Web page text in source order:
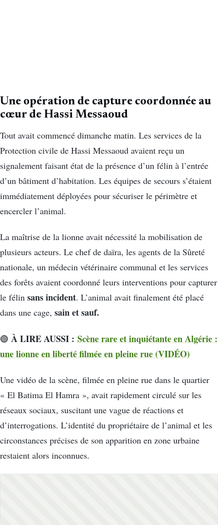
Une opération de capture coordonnée au
cœur de Hassi Messaoud
Tout avait commencé dimanche matin. Les services de la
Protection civile de Hassi Messaoud avaient reçu un
signalement faisant état de la présence d’un félin à l’entrée
d’un bâtiment d’habitation. Les équipes de secours s’étaient
immédiatement déployées pour sécuriser le périmètre et
encercler l’animal.
La maîtrise de la lionne avait nécessité la mobilisation de
plusieurs acteurs. Le chef de daïra, les agents de la Sûreté
nationale, un médecin vétérinaire communal et les services
des forêts avaient coordonné leurs interventions pour capturer
le félin sans incident. L’animal avait finalement été placé
dans une cage, sain et sauf.
🟢 À LIRE AUSSI : Scène rare et inquiétante en Algérie :
une lionne en liberté filmée en pleine rue (VIDÉO)
Une vidéo de la scène, filmée en pleine rue dans le quartier
« El Batima El Hamra », avait rapidement circulé sur les
réseaux sociaux, suscitant une vague de réactions et
d’interrogations. L’identité du propriétaire de l’animal et les
circonstances précises de son apparition en zone urbaine
restaient alors inconnues.